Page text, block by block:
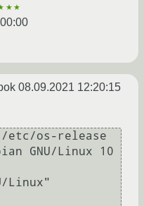
08.09.2021 12:20:15
/etc/os-release
GNU/Linux 10
Linux"